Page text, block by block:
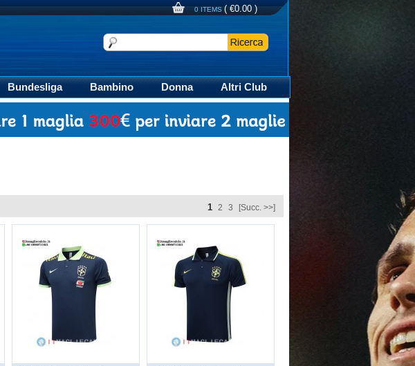
0 ITEMS ( €0.00 )
Bundesliga Bambino Donna
Altri Club
1 2 3 [Succ. >>]